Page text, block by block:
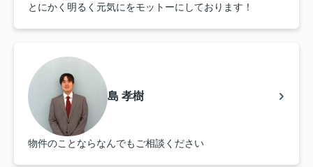
とにかく明るく元気にをモットーにしております！
島 孝樹
物件のことならなんでもご相談ください